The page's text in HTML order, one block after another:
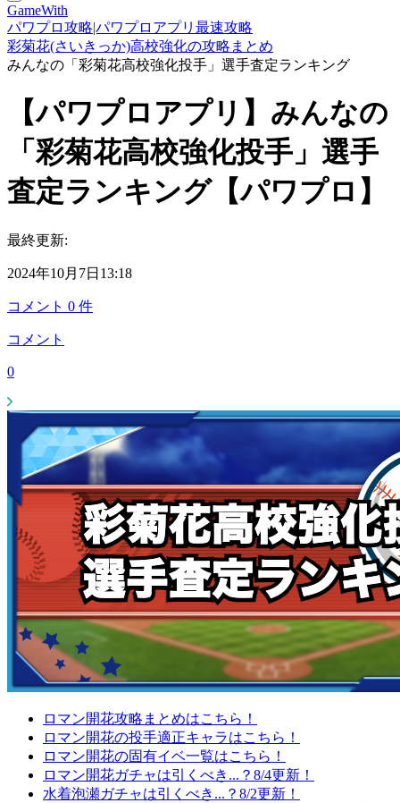
GameWith
パワプロ攻略|パワプロアプリ最速攻略
彩菊花(さいきっか)高校強化の攻略まとめ
みんなの「彩菊花高校強化投手」選手査定ランキング
【パワプロアプリ】みんなの
「彩菊花高校強化投手」選手
査定ランキング【パワプロ】
最終更新:
2024年10月7日13:18
コメント 0 件
コメント
0
ロマン開花攻略まとめはこちら！
ロマン開花の投手適正キャラはこちら！
ロマン開花の固有イベ一覧はこちら！
ロマン開花ガチャは引くべき...？8/4更新！
水着泡瀬ガチャは引くべき...？8/2更新！